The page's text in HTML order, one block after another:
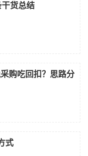
货总结
购吃回扣？思路分
式